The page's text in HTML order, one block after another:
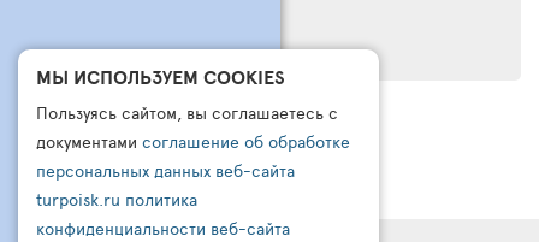
ЧТО БРОНИРУЮТ
ДРУГИЕ СЕГОДНЯ?
ПОДПИШИСЬ НА НАШ
КАНАЛ В ТЕЛЕГРАМ
Узнайте:
- Что чаще всего бронируют другие
МЫ ИСПОЛЬЗУЕМ COOKIES
Пользуясь сайтом, вы соглашаетесь с
документами соглашение об обработке
персональных данных веб-сайта
turpoisk.ru политика
конфиденциальности веб-сайта